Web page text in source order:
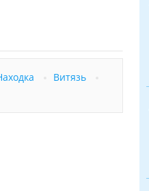
Витязь